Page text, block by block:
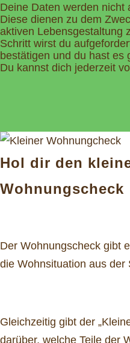
Deine Daten werden nicht
Diese dienen zu dem
aktiven Lebensgestaltung
Schritt wirst du
bestätigen und du hast es
Du kannst dich jederzeit
Hol dir den
Wohnungscheck
Der Wohnungscheck gibt
die Wohnsituation aus der
Gleichzeitig gibt der
darüber, welche Teile der